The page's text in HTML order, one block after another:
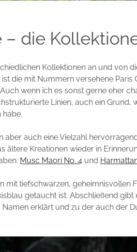
– die
Kollektionen an und von
die mit Nummern versehene Paris
wenn ich es sonst gerne eher
Linien, auch ein Grund,
habe.
aber auch eine Vielzahl
ältere Kreationen wieder in
Musc Maori No. 4 und
mit tiefschwarzen, geheimnisvollen
getaucht ist. Abschließend gibt
erklärt und zu der auch der